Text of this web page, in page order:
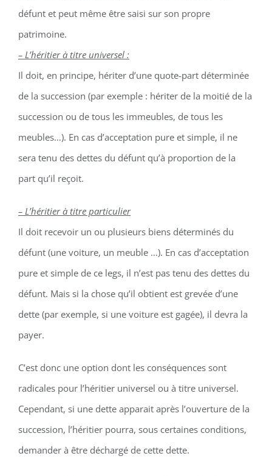
défunt et peut même être saisi sur son propre
patrimoine.
– L’héritier à titre universel :
Il doit, en principe, hériter d’une quote-part déterminée
de la succession (par exemple : hériter de la moitié de la
succession ou de tous les immeubles, de tous les
meubles…). En cas d’acceptation pure et simple, il ne
sera tenu des dettes du défunt qu’à proportion de la
part qu’il reçoit.
– L’héritier à titre particulier
Il doit recevoir un ou plusieurs biens déterminés du
défunt (une voiture, un meuble …). En cas d’acceptation
pure et simple de ce legs, il n’est pas tenu des dettes du
défunt. Mais si la chose qu’il obtient est grevée d’une
dette (par exemple, si une voiture est gagée), il devra la
payer.
C’est donc une option dont les conséquences sont
radicales pour l’héritier universel ou à titre universel.
Cependant, si une dette apparait après l’ouverture de la
succession, l’héritier pourra, sous certaines conditions,
demander à être déchargé de cette dette.